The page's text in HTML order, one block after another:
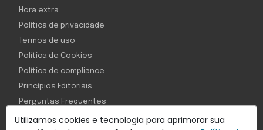
Utilizamos cookies e tecnologia para aprimorar sua
Hora extra
Política de privacidade
Termos de uso
Política de Cookies
Política de compliance
Princípios Editoriais
Perguntas Frequentes